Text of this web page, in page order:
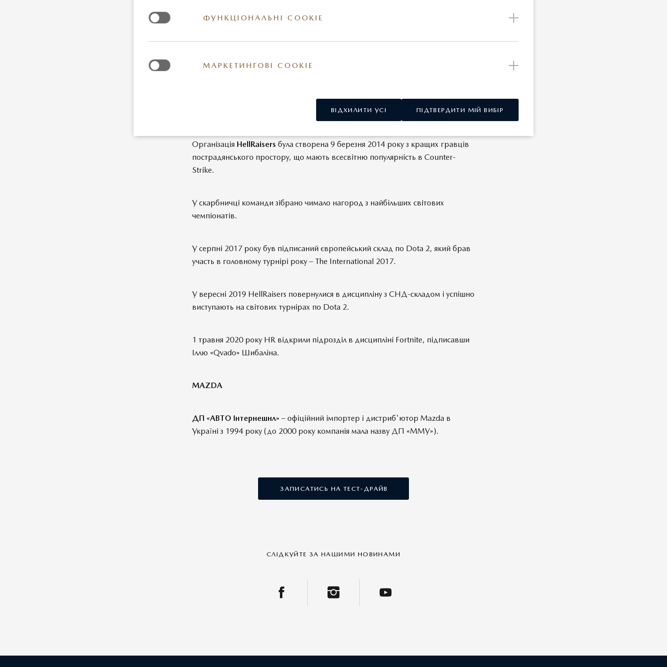
Організація HellRaisers була створена 9 березня 2014 року з кращих гравців
пострадянського простору, що мають всесвітню популярність в Counter-
Strike.
У скарбничці команди зібрано чимало нагород з найбільших світових
чемпіонатів.
У серпні 2017 року був підписаний європейський склад по Dota 2, який брав
участь в головному турнірі року – The International 2017.
У вересні 2019 HellRaisers повернулися в дисципліну з СНД-складом і успішно
виступають на світових турнірах по Dota 2.
1 травня 2020 року HR відкрили підрозділ в дисципліні Fortnite, підписавши
Іллю «Qvado» Шибаліна.
MAZDA
ДП «АВТО Інтернешнл» – офіційний імпортер і дистриб'ютор Mazda в
Україні з 1994 року (до 2000 року компанія мала назву ДП «ММУ»).
ЗАПИСАТИСЬ НА ТЕСТ-ДРАЙВ
СЛІДКУЙТЕ ЗА НАШИМИ НОВИНАМИ
ФУНКЦІОНАЛЬНІ COOKIE
МАРКЕТИНГОВІ COOKIE
ВІДХИЛИТИ УСІ ПІДТВЕРДИТИ МІЙ ВИБІР